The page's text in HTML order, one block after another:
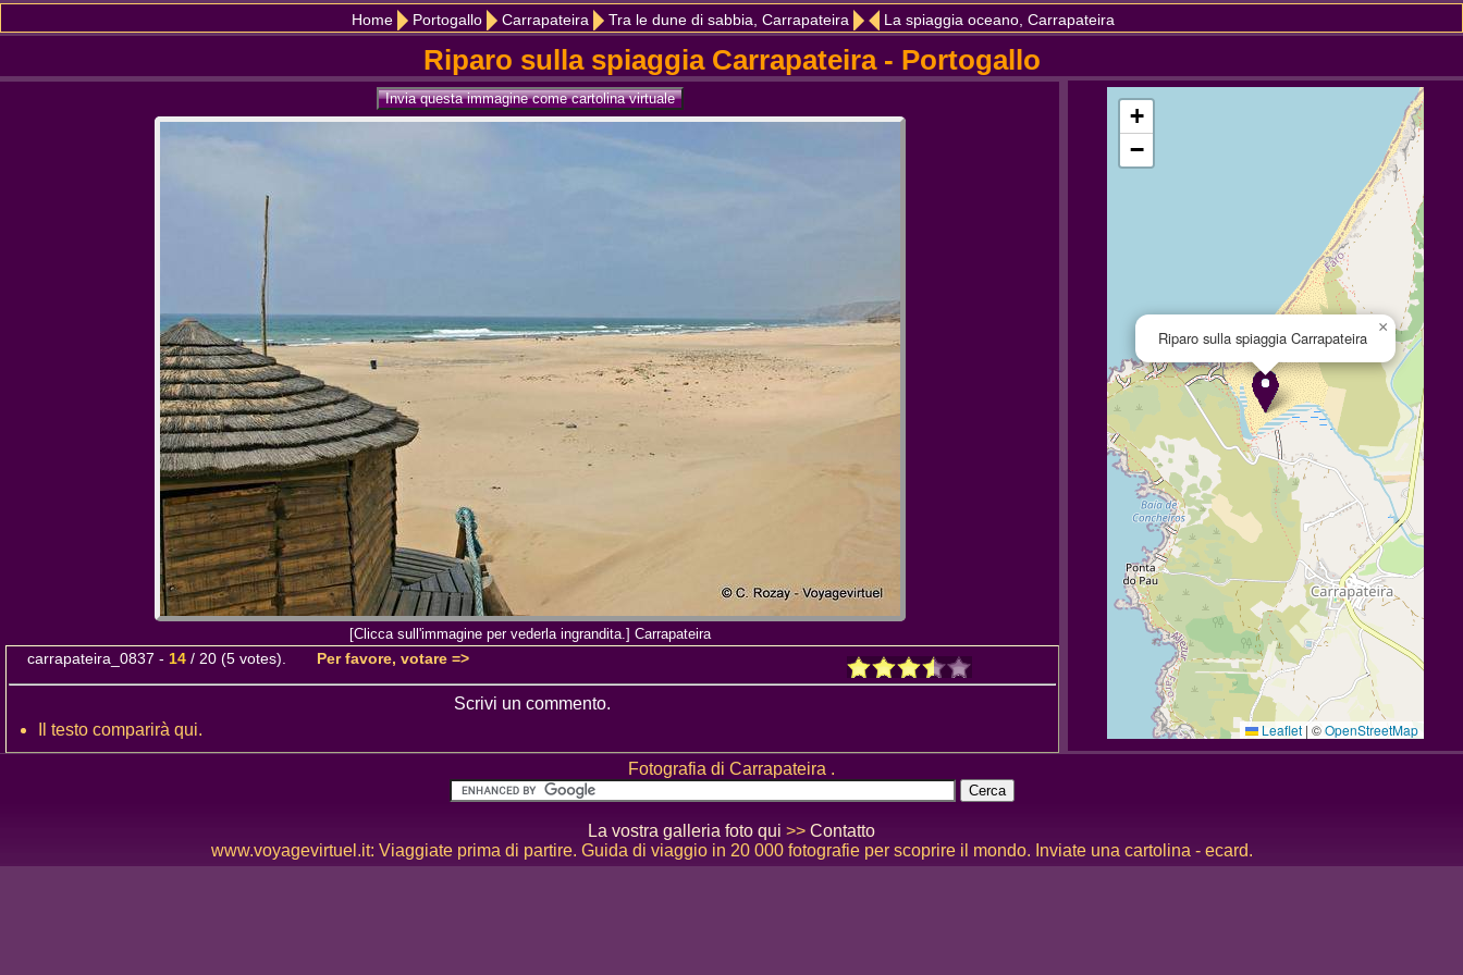
Home Portogallo Carrapateira Tra le dune di sabbia, Carrapateira La spiaggia oceano, Carrapateira
Riparo sulla spiaggia Carrapateira - Portogallo
[Clicca sull'immagine per vederla ingrandita.] Carrapateira
carrapateira_0837 - 14 / 20 (5 votes). Per favore, votare =>
Scrivi un commento.
Il testo comparirà qui.
Riparo sulla spiaggia Carrapateira
×
+
−
Leaflet | ©OpenStreetMap
Fotografia di Carrapateira .
La vostra galleria foto qui >> Contatto
www.voyagevirtuel.it: Viaggiate prima di partire. Guida di viaggio in 20 000 fotografie per scoprire il mondo. Inviate una cartolina - ecard.